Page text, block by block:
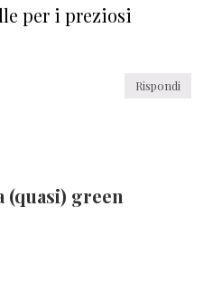
per i preziosi
Rispondi
(quasi) green